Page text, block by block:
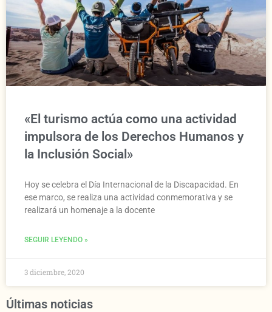
«El turismo actúa como una actividad
impulsora de los Derechos Humanos y
la Inclusión Social»
Hoy se celebra el Día Internacional de la Discapacidad. En
ese marco, se realiza una actividad conmemorativa y se
realizará un homenaje a la docente
SEGUIR LEYENDO »
3 diciembre, 2020
Últimas noticias